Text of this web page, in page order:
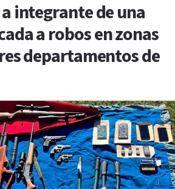
integrante de una
a robos en zonas
departamentos de